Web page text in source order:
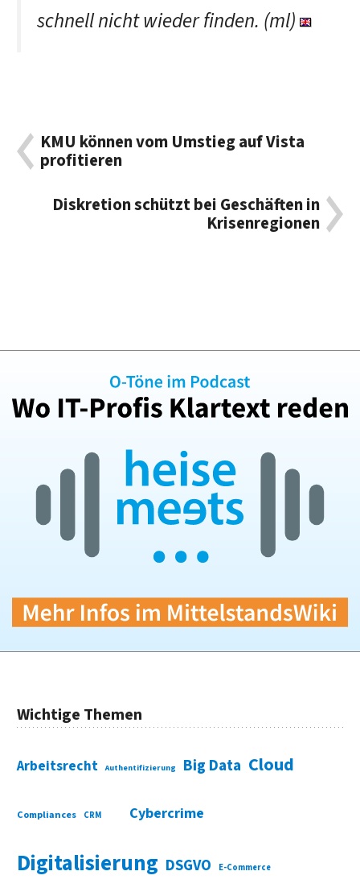
schnell nicht wieder finden. (ml)
KMU können vom Umstieg auf Vista
profitieren
Diskretion schützt bei Geschäften in
Krisenregionen
Wichtige Themen
Arbeitsrecht Authentifizierung Big Data Cloud
Compliances CRM Cybercrime
Digitalisierung DSGVO E-Commerce